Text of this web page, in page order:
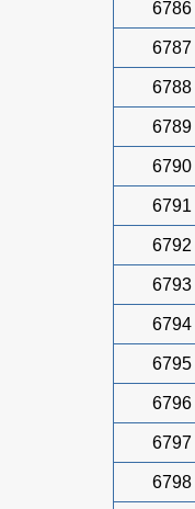
6786
6787
6788
6789
6790
6791
6792
6793
6794
6795
6796
6797
6798